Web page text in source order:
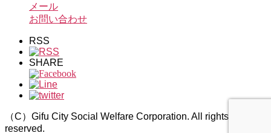
メール
お問い合わせ
RSS
SHARE
（C）Gifu City Social Welfare Corporation. All rights
reserved.